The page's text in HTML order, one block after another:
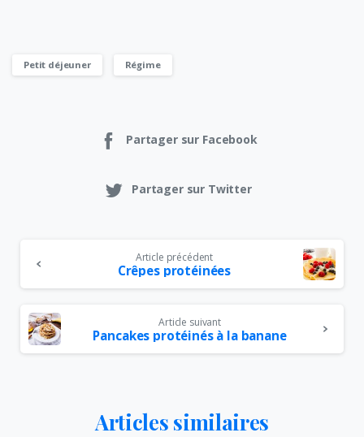
Petit déjeuner Régime
Partager sur Facebook
Partager sur Twitter
Article précédent
Crêpes protéinées
Article suivant
Pancakes protéinés à la banane
Articles similaires